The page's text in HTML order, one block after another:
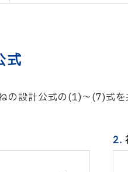
式
の設計公式の(1)～(7)式
2.